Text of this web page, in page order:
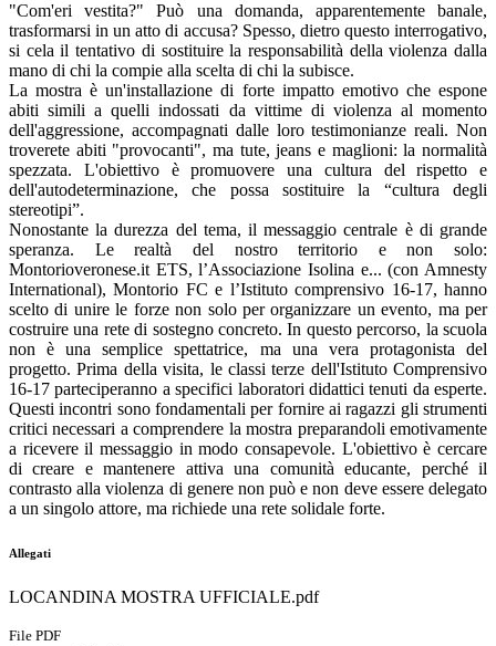
"Com'eri vestita?" Può una domanda, apparentemente banale,
trasformarsi in un atto di accusa? Spesso, dietro questo interrogativo,
si cela il tentativo di sostituire la responsabilità della violenza dalla
mano di chi la compie alla scelta di chi la subisce.
La mostra è un'installazione di forte impatto emotivo che espone
abiti simili a quelli indossati da vittime di violenza al momento
dell'aggressione, accompagnati dalle loro testimonianze reali. Non
troverete abiti "provocanti", ma tute, jeans e maglioni: la normalità
spezzata. L'obiettivo è promuovere una cultura del rispetto e
dell'autodeterminazione, che possa sostituire la “cultura degli
stereotipi”.
Nonostante la durezza del tema, il messaggio centrale è di grande
speranza. Le realtà del nostro territorio e non solo:
Montorioveronese.it ETS, l’Associazione Isolina e... (con Amnesty
International), Montorio FC e l’Istituto comprensivo 16-17, hanno
scelto di unire le forze non solo per organizzare un evento, ma per
costruire una rete di sostegno concreto. In questo percorso, la scuola
non è una semplice spettatrice, ma una vera protagonista del
progetto. Prima della visita, le classi terze dell'Istituto Comprensivo
16-17 parteciperanno a specifici laboratori didattici tenuti da esperte.
Questi incontri sono fondamentali per fornire ai ragazzi gli strumenti
critici necessari a comprendere la mostra preparandoli emotivamente
a ricevere il messaggio in modo consapevole. L'obiettivo è cercare
di creare e mantenere attiva una comunità educante, perché il
contrasto alla violenza di genere non può e non deve essere delegato
a un singolo attore, ma richiede una rete solidale forte.
Allegati
LOCANDINA MOSTRA UFFICIALE.pdf
File PDF